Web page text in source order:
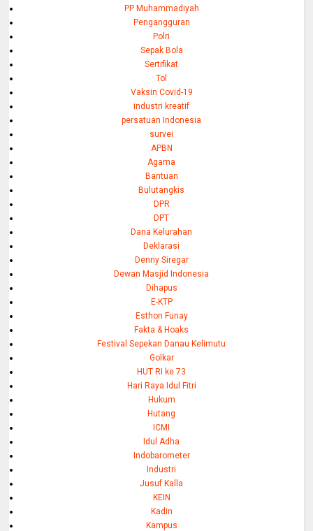
PP Muhammadiyah
Pengangguran
Polri
Sepak Bola
Sertifikat
Tol
Vaksin Covid-19
industri kreatif
persatuan Indonesia
survei
APBN
Agama
Bantuan
Bulutangkis
DPR
DPT
Dana Kelurahan
Deklarasi
Denny Siregar
Dewan Masjid Indonesia
Dihapus
E-KTP
Esthon Funay
Fakta & Hoaks
Festival Sepekan Danau Kelimutu
Golkar
HUT RI ke 73
Hari Raya Idul Fitri
Hukum
Hutang
ICMI
Idul Adha
Indobarometer
Industri
Jusuf Kalla
KEIN
Kadin
Kampus